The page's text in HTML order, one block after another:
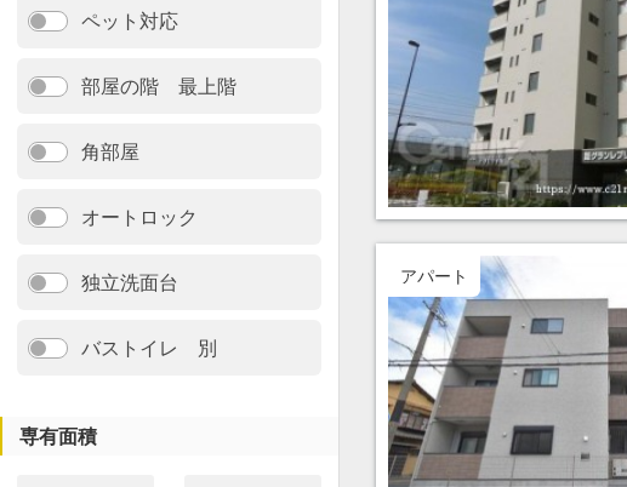
ペット対応
部屋の階 最上階
角部屋
オートロック
独立洗面台
バストイレ 別
専有面積
アパート